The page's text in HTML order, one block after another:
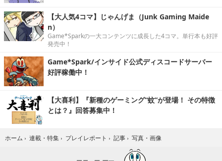
【大人気4コマ】じゃんげま（Junk Gaming Maide
n）
Game*Sparkの一大コンテンツに成長した4コマ。単行本も好評
発売中！
Game*Spark/インサイド公式ディスコードサーバー
好評稼働中！
【大喜利】『新種のゲーミング“蚊”が登場！ その特徴
とは？』回答募集中！
ホーム › 連載・特集 › プレイレポート › 記事 › 写真・画像